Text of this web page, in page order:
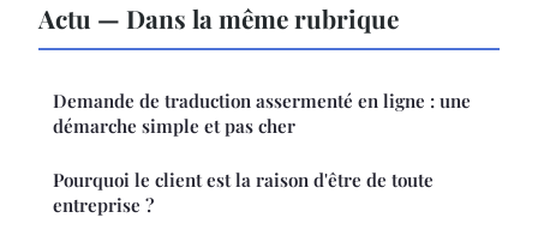
Actu — Dans la même rubrique
Demande de traduction assermenté en ligne : une
démarche simple et pas cher
Pourquoi le client est la raison d'être de toute
entreprise ?